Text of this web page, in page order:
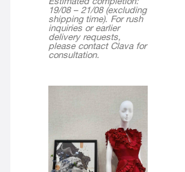
19/08 – 21/08 (excluding
shipping time). For rush
inquiries or earlier
delivery requests,
please contact Clava for
consultation.